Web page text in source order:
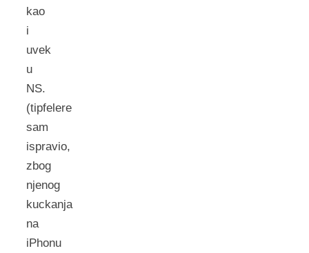
kao
i
uvek
u
NS.
(tipfelere
sam
ispravio,
zbog
njenog
kuckanja
na
iPhonu